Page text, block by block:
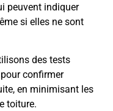
peuvent indiquer
si elles ne sont
des tests
confirmer
en minimisant les
toiture.